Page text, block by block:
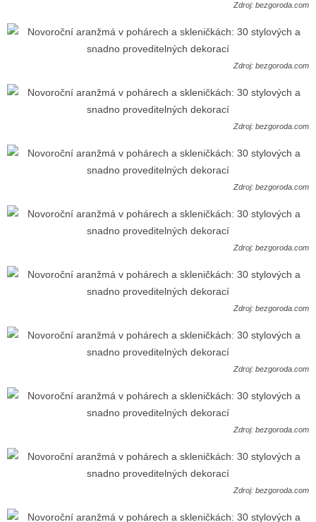
Zdroj: bezgoroda.com
Zdroj: bezgoroda.com
Zdroj: bezgoroda.com
Zdroj: bezgoroda.com
Zdroj: bezgoroda.com
Zdroj: bezgoroda.com
Zdroj: bezgoroda.com
Zdroj: bezgoroda.com
Zdroj: bezgoroda.com